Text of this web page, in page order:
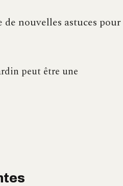
nouvelles astuces pour
peut être une